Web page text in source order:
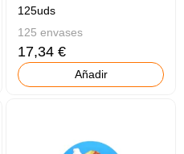
125uds
125 envases
17,34 €
Añadir